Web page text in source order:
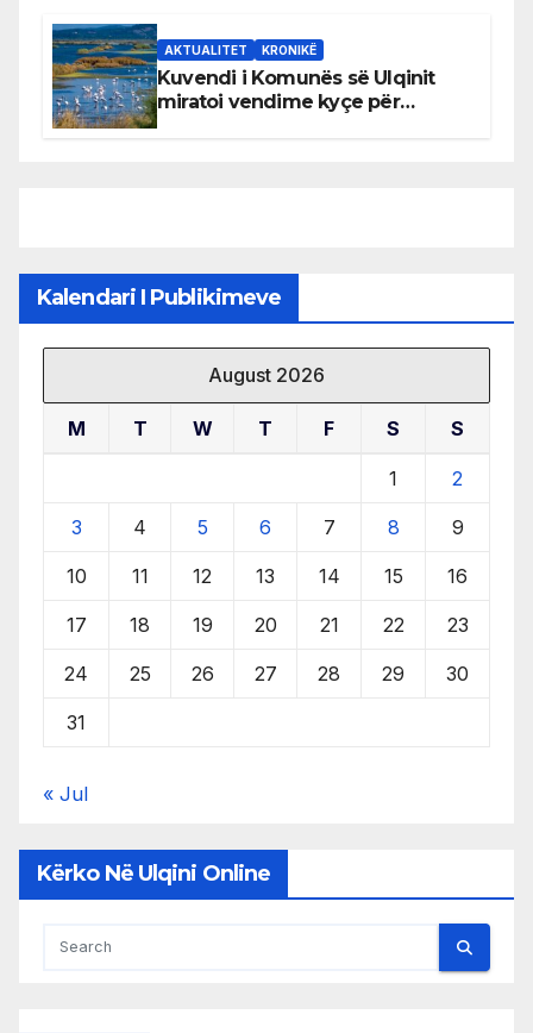
AKTUALITET KRONIKË
Kuvendi i Komunës së Ulqinit
miratoi vendime kyçe për
Kalendari I Publikimeve
August 2026
M T W T F S S
1 2
3 4 5 6 7 8 9
10 11 12 13 14 15 16
17 18 19 20 21 22 23
24 25 26 27 28 29 30
31
« Jul
Kërko Në Ulqini Online